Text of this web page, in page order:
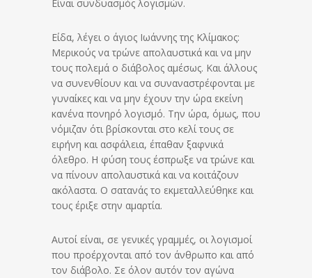
Είναι συνδυασμός λογισμών.
Είδα, λέγει ο άγιος Ιωάννης της Κλίμακος:
Μερικούς να τρώνε απολαυστικά και να μην
τους πολεμά ο διάβολος αμέσως. Και άλλους
να συνενθίουν και να συναναστρέφονται με
γυναίκες και να μην έχουν την ώρα εκείνη
κανένα πονηρό λογισμό. Την ώρα, όμως, που
νόμιζαν ότι βρίσκονται στο κελί τους σε
ειρήνη και ασφάλεια, έπαθαν ξαφνικά
όλεθρο. Η φύση τους έσπρωξε να τρώνε και
να πίνουν απολαυστικά και να κοιτάζουν
ακόλαστα. Ο σατανάς το εκμεταλλεύθηκε και
τους έριξε στην αμαρτία.
Αυτοί είναι, σε γενικές γραμμές, οι λογισμοί
που προέρχονται από τον άνθρωπο και από
τον διάβολο. Σε όλον αυτόν τον αγώνα